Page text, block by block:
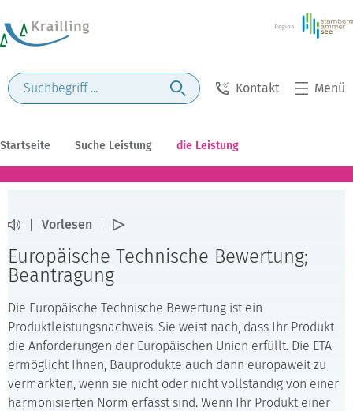
Kontakt Menü
Startseite Suche Leistung die Leistung
Vorlesen
Europäische Technische Bewertung;
Beantragung
Die Europäische Technische Bewertung ist ein
Produktleistungsnachweis. Sie weist nach, dass Ihr Produkt
die Anforderungen der Europäischen Union erfüllt. Die ETA
ermöglicht Ihnen, Bauprodukte auch dann europaweit zu
vermarkten, wenn sie nicht oder nicht vollständig von einer
harmonisierten Norm erfasst sind. Wenn Ihr Produkt einer